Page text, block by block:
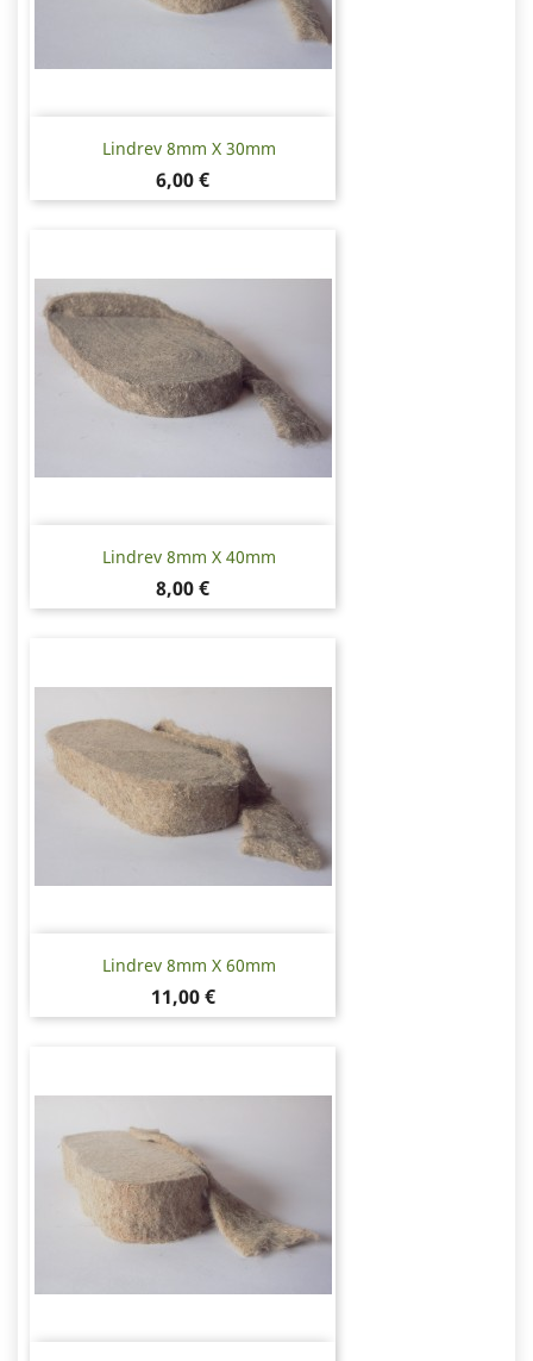
Lindrev 8mm X 30mm
Pris
6,00 €
Lindrev 8mm X 40mm
Pris
8,00 €
Lindrev 8mm X 60mm
Pris
11,00 €